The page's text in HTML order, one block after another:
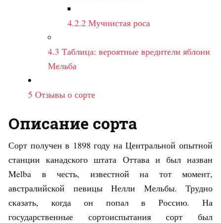
4.2.2 Мучнистая роса
4.3 Таблица: вероятные вредители яблони
Мельба
5 Отзывы о сорте
Описание сорта
Сорт получен в 1898 году на Центральной опытной
станции канадского штата Оттава и был назван
Melba в честь, известной на тот момент,
австралийской певицы Нелли Мельбы. Трудно
сказать, когда он попал в Россию. На
государственные сортоиспытания сорт был